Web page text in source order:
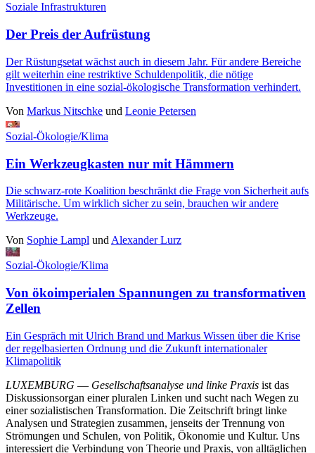
Soziale Infrastrukturen
Der Preis der Aufrüstung
Der Rüstungsetat wächst auch in diesem Jahr. Für andere Bereiche
gilt weiterhin eine restriktive Schuldenpolitik, die nötige
Investitionen in eine sozial-ökologische Transformation verhindert.
Von Markus Nitschke und Leonie Petersen
Sozial-Ökologie/Klima
Ein Werkzeugkasten nur mit Hämmern
Die schwarz-rote Koalition beschränkt die Frage von Sicherheit aufs
Militärische. Um wirklich sicher zu sein, brauchen wir andere
Werkzeuge.
Von Sophie Lampl und Alexander Lurz
Sozial-Ökologie/Klima
Von ökoimperialen Spannungen zu transformativen
Zellen
Ein Gespräch mit Ulrich Brand und Markus Wissen über die Krise
der regelbasierten Ordnung und die Zukunft internationaler
Klimapolitik
LUXEMBURG — Gesellschaftsanalyse und linke Praxis ist das
Diskussionsorgan einer pluralen Linken und sucht nach Wegen zu
einer sozialistischen Transformation. Die Zeitschrift bringt linke
Analysen und Strategien zusammen, jenseits der Trennung von
Strömungen und Schulen, von Politik, Ökonomie und Kultur. Uns
interessiert die Verbindung von Theorie und Praxis, von alltäglichen